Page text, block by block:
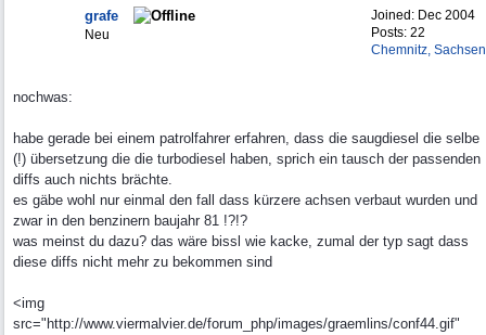
Joined: Dec 2004
Posts: 22
Chemnitz, Sachsen
grafe
Neu
nochwas:
habe gerade bei einem patrolfahrer erfahren, dass die saugdiesel die selbe
(!) übersetzung die die turbodiesel haben, sprich ein tausch der passenden
diffs auch nichts brächte.
es gäbe wohl nur einmal den fall dass kürzere achsen verbaut wurden und
zwar in den benzinern baujahr 81 !?!?
was meinst du dazu? das wäre bissl wie kacke, zumal der typ sagt dass
diese diffs nicht mehr zu bekommen sind
<img
src="http://www.viermalvier.de/forum_php/images/graemlins/conf44.gif"